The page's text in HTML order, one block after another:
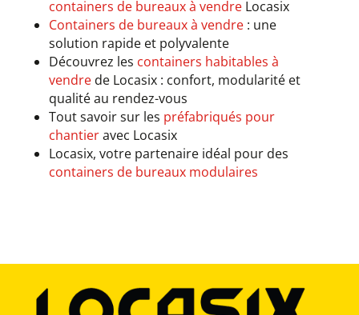
containers de bureaux à vendreLocasix
Containers de bureaux à vendre: une
solution rapide et polyvalente
Découvrez les containers habitables à
vendrede Locasix : confort, modularité et
qualité au rendez-vous
Tout savoir sur les préfabriqués pour
chantieravec Locasix
Locasix, votre partenaire idéal pour des
containers de bureaux modulaires